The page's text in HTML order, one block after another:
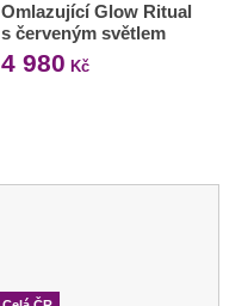
Omlazující Glow Ritual
s červeným světlem
4 980 Kč